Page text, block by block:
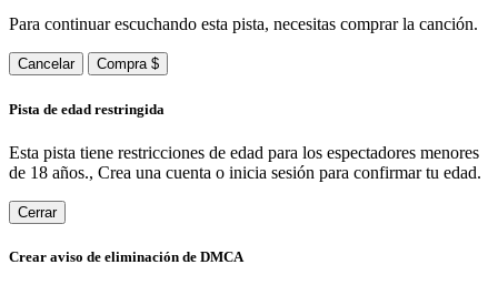
Para continuar escuchando esta pista, necesitas comprar la canción.
Cancelar Compra $
Pista de edad restringida
Esta pista tiene restricciones de edad para los espectadores menores
de 18 años., Crea una cuenta o inicia sesión para confirmar tu edad.
Cerrar
Crear aviso de eliminación de DMCA